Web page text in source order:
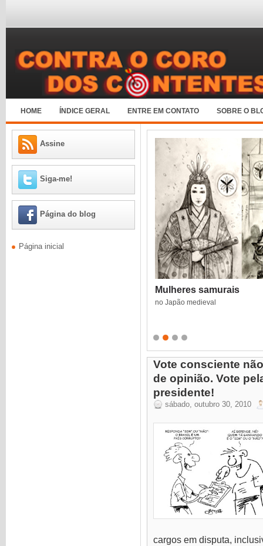
HOME ÍNDICE GERAL ENTRE EM CONTATO SOBRE O
Assine
Siga-me!
Página do blog
Página inicial
Mulheres samurais
no Japão medieval
Vote consciente
de opinião. Vote
presidente!
sábado, outubro 30, 2010
cargos em disputa,